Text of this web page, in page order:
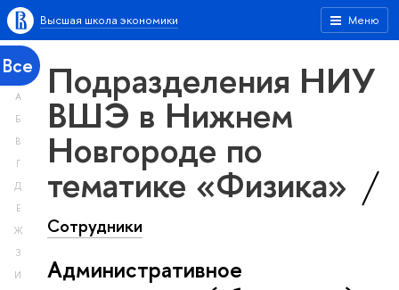
Меню
Высшая школа экономики
Все
А
Б
В
Г
Д
Е
Ж
З
И
Подразделения НИУ
ВШЭ в Нижнем
Новгороде по
тематике «Физика»
Сотрудники
Административное